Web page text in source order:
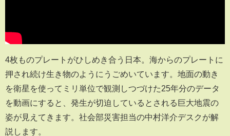
4枚ものプレートがひしめき合う日本。海からのプレートに
押され続け生き物のようにうごめいています。地面の動き
を衛星を使ってミリ単位で観測しつづけた25年分のデータ
を動画にすると、発生が切迫しているとされる巨大地震の
姿が見えてきます。社会部災害担当の中村洋介デスクが解
説します。